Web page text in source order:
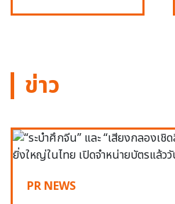
ข่าว
PR NEWS